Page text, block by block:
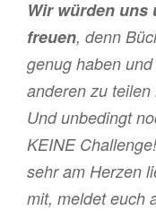
Wir würden uns
freuen, denn
genug haben
anderen zu
Und unbedingt
KEINE
sehr am Herzen
mit, meldet euch